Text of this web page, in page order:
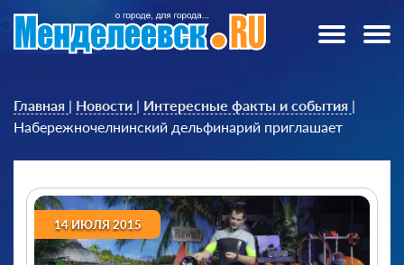
Главная | Новости | Интересные факты и события |
Набережночелнинский дельфинарий приглашает
14 ИЮЛЯ 2015